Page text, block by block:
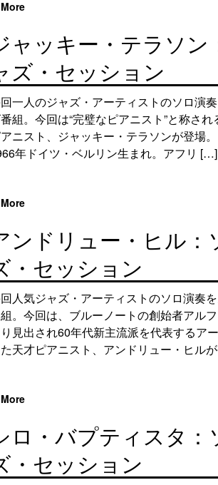
More
ャッキー・テラソン
ズ・セッション
一人のジャズ・アーティストのソロ演
組。今回は“完璧なピアニスト”と称さ
ニスト、ジャッキー・テラソンが登場
年ドイツ・ベルリン生まれ。アフリ […]
More
ンドリュー・ヒル：
・セッション
人気ジャズ・アーティストのソロ演奏
。今回は、ブルーノートの創始者アル
見出され60年代新主流派を代表するア
天才ピアニスト、アンドリュー・ヒル
More
ロ・バプティスタ：
・セッション